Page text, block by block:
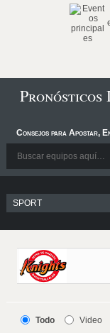
Pronósticos
Consejos para Apostar,
Todo Video